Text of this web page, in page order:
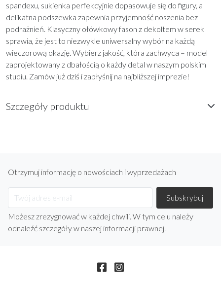
spandexu, sukienka perfekcyjnie dopasowuje się do figury, a
delikatna podszewka zapewnia przyjemność noszenia bez
podrażnień. Klasyczny ołówkowy fason z dekoltem w serek
sprawia, że jest to niezwykle uniwersalny wybór na każdą
wieczorową okazję. Wybierz jakość, która zachwyca – model
zaprojektowany z dbałością o każdy detal w naszym polskim
studiu. Zamów już dziś i zabłyśnij na najbliższej imprezie!
Szczegóły produktu
Otrzymuj informację o nowościach i wyprzedażach
Możesz zrezygnować w każdej chwili. W tym celu należy
odnaleźć szczegóły w naszej informacji prawnej.